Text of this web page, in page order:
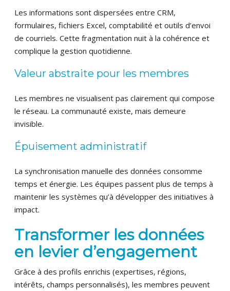
Les informations sont dispersées entre CRM,
formulaires, fichiers Excel, comptabilité et outils d’envoi
de courriels. Cette fragmentation nuit à la cohérence et
complique la gestion quotidienne.
Valeur abstraite pour les membres
Les membres ne visualisent pas clairement qui compose
le réseau. La communauté existe, mais demeure
invisible.
Épuisement administratif
La synchronisation manuelle des données consomme
temps et énergie. Les équipes passent plus de temps à
maintenir les systèmes qu’à développer des initiatives à
impact.
Transformer les données
en levier d’engagement
Grâce à des profils enrichis (expertises, régions,
intérêts, champs personnalisés), les membres peuvent